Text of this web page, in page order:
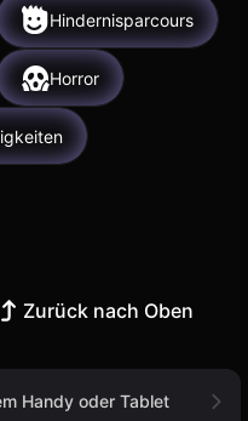
Hindernisparcours
Horror
Zurück nach Oben
Handy oder Tablet